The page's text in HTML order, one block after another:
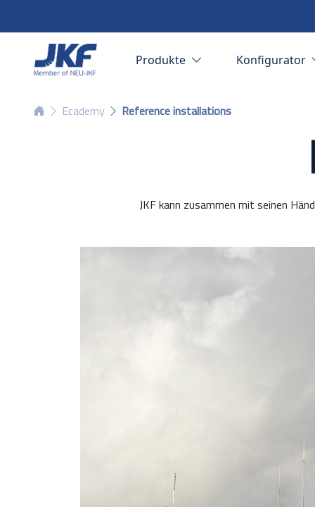
Produkte Konfigurator
Ecademy Reference installations
JKF kann zusammen mit seinen